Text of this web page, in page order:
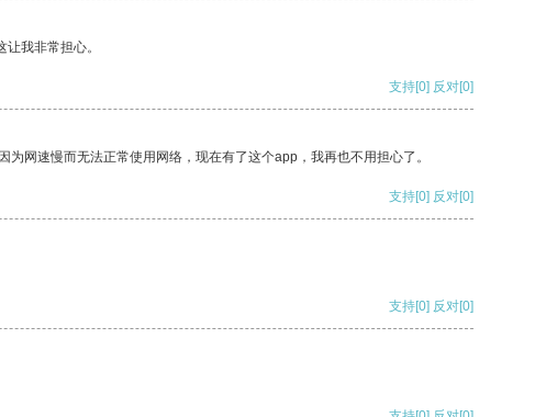
我非常担心。
支持[0] 反对[0]
网速慢而无法正常使用网络，现在有了这个app，我再也不用担心了。
支持[0] 反对[0]
支持[0] 反对[0]